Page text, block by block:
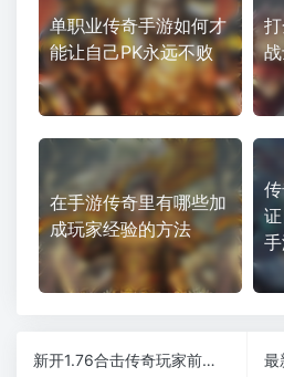
单职业传奇手游如何才
能让自己PK永远不败
在手游传奇里有哪些加
成玩家经验的方法
新开1.76合击传奇玩家前期怎么提升伤害